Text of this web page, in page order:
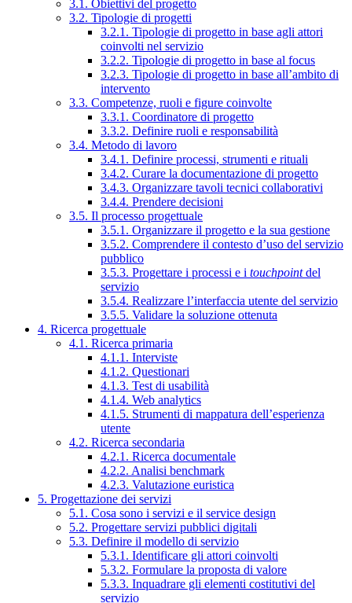
3.1. Obiettivi del progetto
3.2. Tipologie di progetti
3.2.1. Tipologie di progetto in base agli attori
coinvolti nel servizio
3.2.2. Tipologie di progetto in base al focus
3.2.3. Tipologie di progetto in base all’ambito di
intervento
3.3. Competenze, ruoli e figure coinvolte
3.3.1. Coordinatore di progetto
3.3.2. Definire ruoli e responsabilità
3.4. Metodo di lavoro
3.4.1. Definire processi, strumenti e rituali
3.4.2. Curare la documentazione di progetto
3.4.3. Organizzare tavoli tecnici collaborativi
3.4.4. Prendere decisioni
3.5. Il processo progettuale
3.5.1. Organizzare il progetto e la sua gestione
3.5.2. Comprendere il contesto d’uso del servizio
pubblico
3.5.3. Progettare i processi e i touchpointdel
servizio
3.5.4. Realizzare l’interfaccia utente del servizio
3.5.5. Validare la soluzione ottenuta
4. Ricerca progettuale
4.1. Ricerca primaria
4.1.1. Interviste
4.1.2. Questionari
4.1.3. Test di usabilità
4.1.4. Web analytics
4.1.5. Strumenti di mappatura dell’esperienza
utente
4.2. Ricerca secondaria
4.2.1. Ricerca documentale
4.2.2. Analisi benchmark
4.2.3. Valutazione euristica
5. Progettazione dei servizi
5.1. Cosa sono i servizi e il service design
5.2. Progettare servizi pubblici digitali
5.3. Definire il modello di servizio
5.3.1. Identificare gli attori coinvolti
5.3.2. Formulare la proposta di valore
5.3.3. Inquadrare gli elementi costitutivi del
servizio